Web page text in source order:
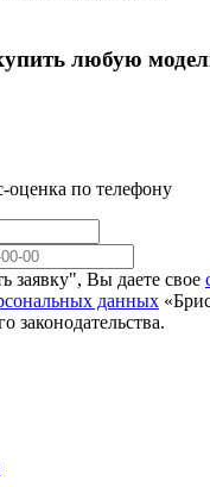
любую
оценка по телефону
заявку", Вы даете свое
данных
законодательства.